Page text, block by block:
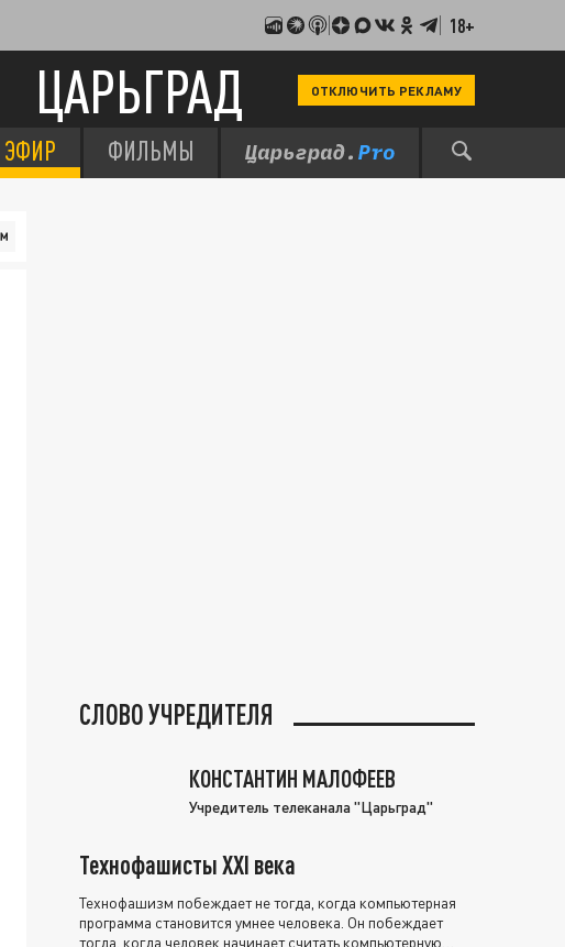
18+
ЦАРЬГРАД ОТКЛЮЧИТЬ РЕКЛАМУ
ЭФИР ФИЛЬМЫ
СЛОВО УЧРЕДИТЕЛЯ
КОНСТАНТИН МАЛОФЕЕВ
Учредитель телеканала "Царьград"
Технофашисты XXI века
Технофашизм побеждает не тогда, когда компьютерная
программа становится умнее человека. Он побеждает
тогда, когда человек начинает считать компьютерную